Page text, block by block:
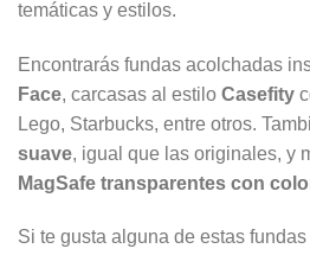
temáticas y estilos.
Encontrarás fundas acolchadas
Face, carcasas al estilo Casefity
Lego, Starbucks, entre otros.
suave, igual que las originales, y
MagSafe transparentes con
Si te gusta alguna de estas